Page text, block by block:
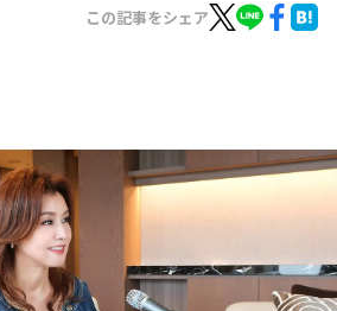
ズ
この記事をシェア